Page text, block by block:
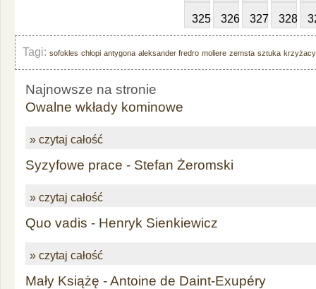
325 326 327 328
Tagi: sofokles chłopi antygona aleksander fredro moliere zemsta sztuka krzyżacy
Najnowsze na stronie
Owalne wkłady kominowe
» czytaj całość
Syzyfowe prace - Stefan Żeromski
» czytaj całość
Quo vadis - Henryk Sienkiewicz
» czytaj całość
Mały Książę - Antoine de Daint-Exupéry